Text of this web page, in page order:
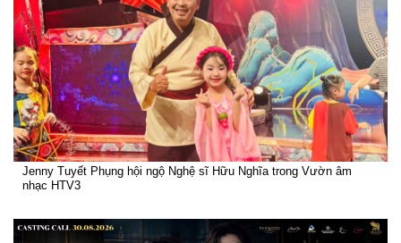
Jenny Tuyết Phụng hội ngộ Nghệ sĩ Hữu Nghĩa trong Vườn âm
nhạc HTV3